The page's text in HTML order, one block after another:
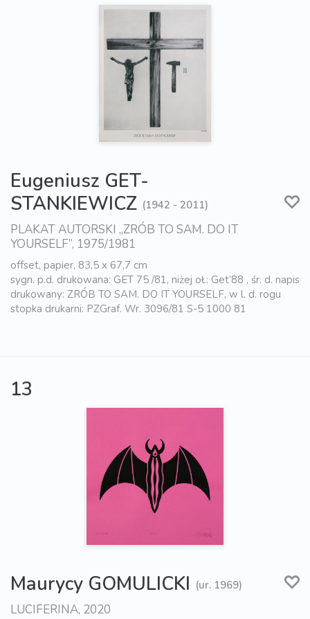
Eugeniusz GET-
STANKIEWICZ (1942 - 2011)
PLAKAT AUTORSKI „ZRÓB TO SAM. DO IT
YOURSELF”, 1975/1981
offset, papier, 83,5 x 67,7 cm
sygn. p.d. drukowana: GET 75 /81, niżej oł.: Get’88 , śr. d. napis
drukowany: ZRÓB TO SAM. DO IT YOURSELF, w l. d. rogu
stopka drukarni: PZGraf. Wr. 3096/81 S-5 1000 81
13
Maurycy GOMULICKI (ur. 1969)
LUCIFERINA, 2020